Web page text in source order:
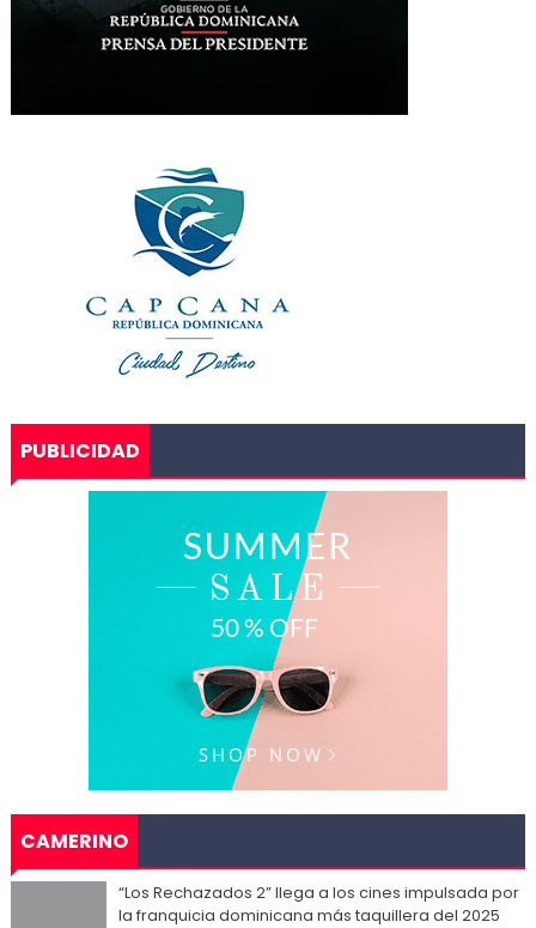
PUBLICIDAD
CAMERINO
“Los Rechazados 2” llega a los cines impulsada por
la franquicia dominicana más taquillera del 2025